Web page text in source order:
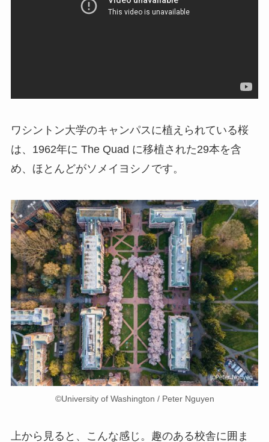
ワシントン大学のキャンパスに植えられている桜
は、1962年に The Quad に移植された29本を含
め、ほとんどがソメイヨシノです。
©University of Washington / Peter Nguyen
上から見ると、こんな感じ。趣のある校舎に囲ま